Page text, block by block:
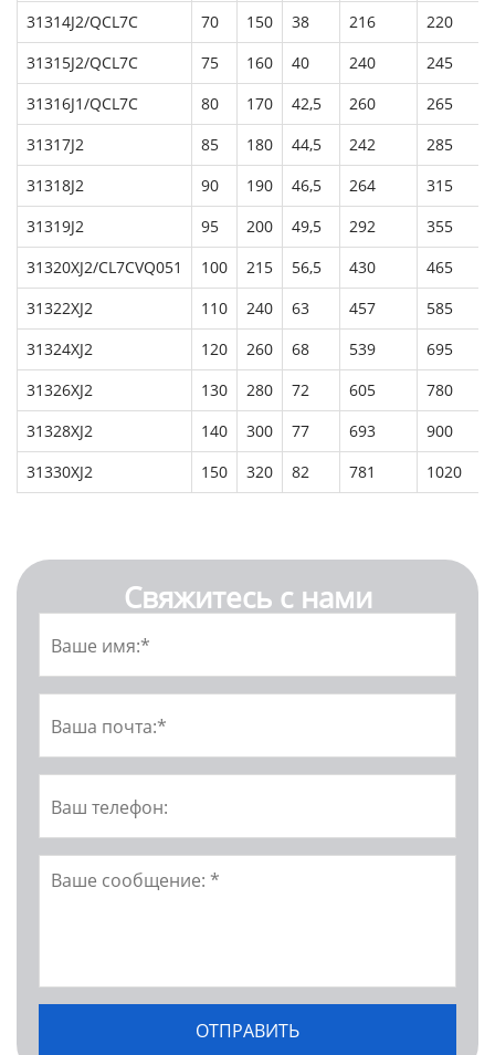
31314J2/QCL7C
70 150 38 216
220
31315J2/QCL7C
75 160 40 240
245
31316J1/QCL7C
80 170 42,5 260
265
31317J2
85 180 44,5 242
285
31318J2
90 190 46,5 264
315
31319J2
95 200 49,5 292
355
31320XJ2/CL7CVQ051
100 215 56,5 430
465
31322XJ2
110 240 63 457
585
31324XJ2
120 260 68 539
695
31326XJ2
130 280 72 605
780
31328XJ2
140 300 77 693
900
31330XJ2
150 320 82 781 1020
Свяжитесь с нами